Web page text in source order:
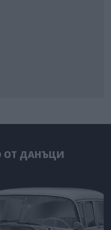
ОТ ДАНЪЦИ